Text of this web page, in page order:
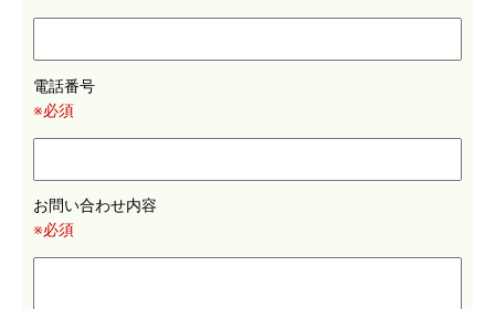
電話番号
※必須
お問い合わせ内容
※必須